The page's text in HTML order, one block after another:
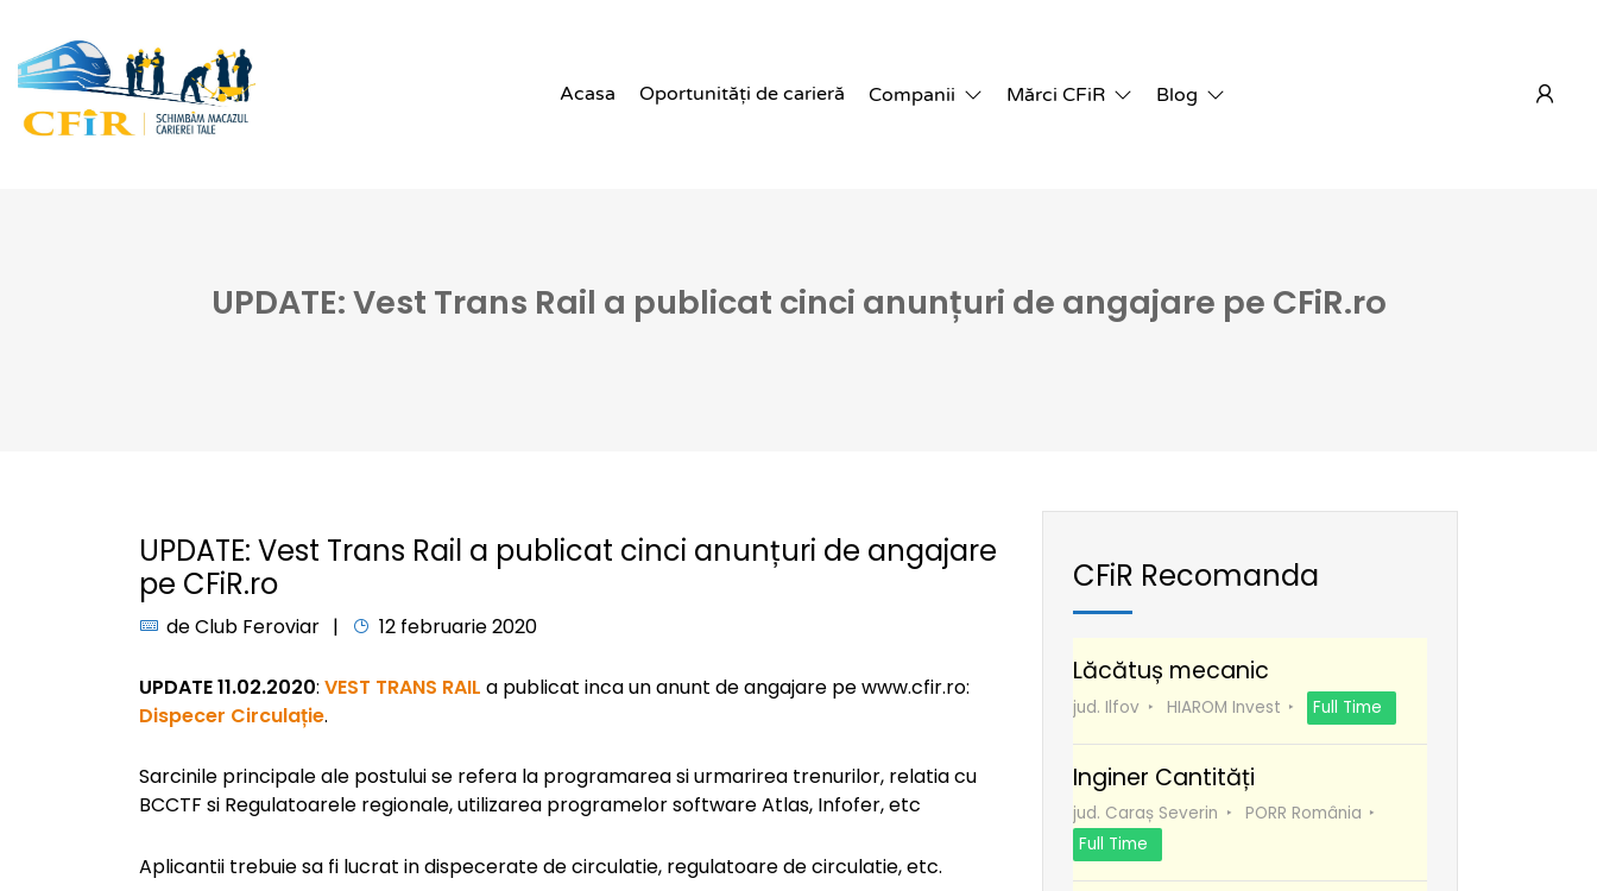
Acasa Oportunități de carieră Companii Mărci CFiR Blog
UPDATE: Vest Trans Rail a publicat cinci anunțuri de angajare pe CFiR.ro
UPDATE: Vest Trans Rail a publicat cinci anunțuri de angajare
pe CFiR.ro
deClub Feroviar 12 februarie 2020
UPDATE 11.02.2020: VEST TRANS RAIL a publicat inca un anunt de angajare pe www.cfir.ro:
Dispecer Circulație.
Sarcinile principale ale postului se refera la programarea si urmarirea trenurilor, relatia cu
BCCTF si Regulatoarele regionale, utilizarea programelor software Atlas, Infofer, etc
Aplicantii trebuie sa fi lucrat in dispecerate de circulatie, regulatoare de circulatie, etc.
CFiR Recomanda
Lăcătuș mecanic
jud. Ilfov HIAROM Invest Full Time
Inginer Cantități
jud. Caraș Severin
PORR România
Full Time